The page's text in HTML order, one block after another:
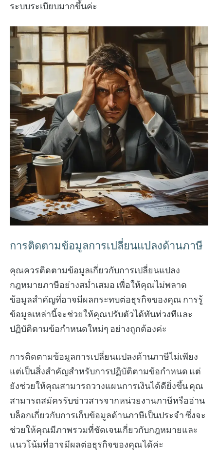
ระบบระเบียบมากขึ้นค่ะ
การติดตามข้อมูลการเปลี่ยนแปลงด้านภาษี
คุณควรติดตามข้อมูลเกี่ยวกับการเปลี่ยนแปลง
กฎหมายภาษีอย่างสม่ำเสมอ เพื่อให้คุณไม่พลาด
ข้อมูลสำคัญที่อาจมีผลกระทบต่อธุรกิจของคุณ การรู้
ข้อมูลเหล่านี้จะช่วยให้คุณปรับตัวได้ทันท่วงทีและ
ปฏิบัติตามข้อกำหนดใหม่ๆ อย่างถูกต้องค่ะ
การติดตามข้อมูลการเปลี่ยนแปลงด้านภาษีไม่เพียง
แต่เป็นสิ่งสำคัญสำหรับการปฏิบัติตามข้อกำหนด แต่
ยังช่วยให้คุณสามารถวางแผนการเงินได้ดียิ่งขึ้น คุณ
สามารถสมัครรับข่าวสารจากหน่วยงานภาษีหรืออ่าน
บล็อกเกี่ยวกับการเก็บข้อมูลด้านภาษีเป็นประจำ ซึ่งจะ
ช่วยให้คุณมีภาพรวมที่ชัดเจนเกี่ยวกับกฎหมายและ
แนวโน้มที่อาจมีผลต่อธุรกิจของคุณได้ค่ะ